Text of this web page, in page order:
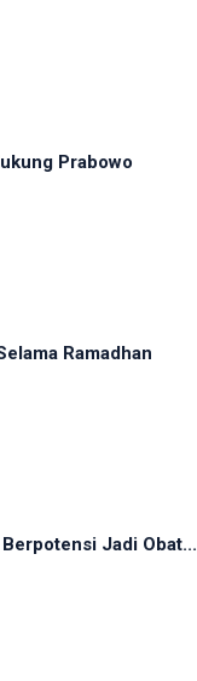
Prabowo
Ramadhan
Jadi Obat...